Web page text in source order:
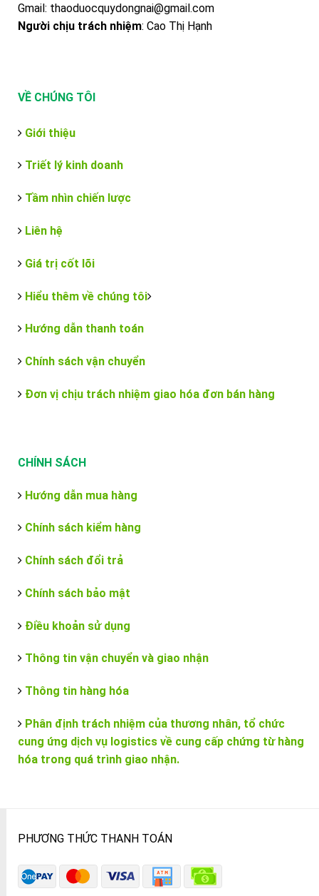
Gmail: thaoduocquydongnai@gmail.com
Người chịu trách nhiệm: Cao Thị Hạnh
VỀ CHÚNG TÔI
Giới thiệu
Triết lý kinh doanh
Tầm nhìn chiến lược
Liên hệ
Giá trị cốt lõi
Hiểu thêm về chúng tôi
Hướng dẫn thanh toán
Chính sách vận chuyển
Đơn vị chịu trách nhiệm giao hóa đơn bán hàng
CHÍNH SÁCH
Hướng dẫn mua hàng
Chính sách kiểm hàng
Chính sách đổi trả
Chính sách bảo mật
Điều khoản sử dụng
Thông tin vận chuyển và giao nhận
Thông tin hàng hóa
Phân định trách nhiệm của thương nhân, tổ chức
cung ứng dịch vụ logistics về cung cấp chứng từ hàng
hóa trong quá trình giao nhận.
PHƯƠNG THỨC THANH TOÁN